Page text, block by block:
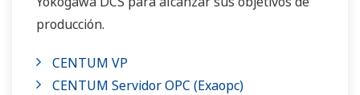
producción.
CENTUM VP
CENTUM Servidor OPC (Exaopc)